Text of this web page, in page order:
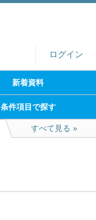
ログイン
新着資料
条件項目で探す
すべて見る